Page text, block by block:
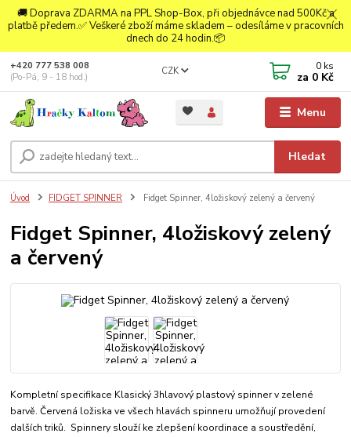
🚚 Doprava ZDARMA na PPL Shop-Box, při objednávce nad 500Kč a
platbě předem.✅ Veškeré zboží máme skladem – odesíláme v pracovních
dnech do 24 hodin.📦
Menu
CZK
Hledat
+420 777 538 008
(Po-Pá, 9 - 18 hod.)
0 ks
za 0 Kč
Úvod FIDGET SPINNER Fidget Spinner, 4ložiskový zelený a červený
Fidget Spinner, 4ložiskový zelený
a červený
Kompletní specifikace Klasický 3hlavový plastový spinner v zelené
barvě. Červená ložiska ve všech hlavách spinneru umožňují provedení
dalších triků. Spinnery slouží ke zlepšení koordinace a soustředění,